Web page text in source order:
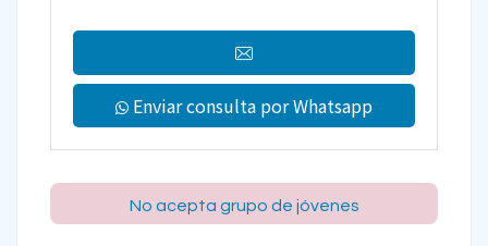
Enviar consulta por Whatsapp
No acepta grupo de jóvenes